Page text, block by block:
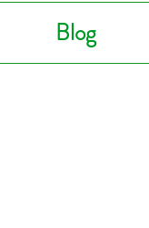
Blog